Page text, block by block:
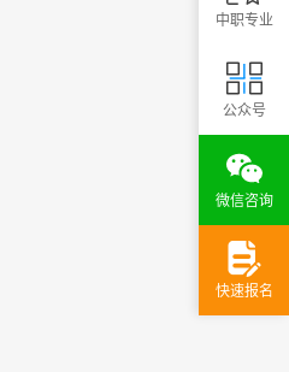
中职专业
公众号
微信咨询
快速报名